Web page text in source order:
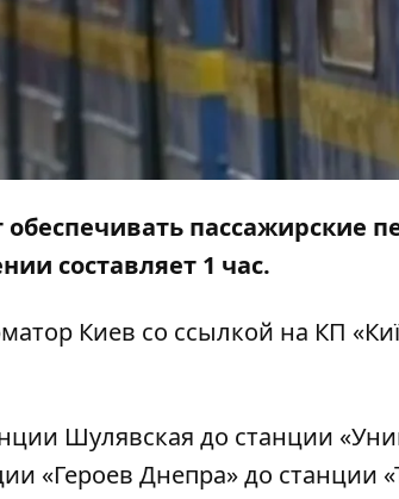
пассажирские
составляет 1 час.
Киев со ссылкой на КП
Шулявская до станции
«Героев Днепра» до станции